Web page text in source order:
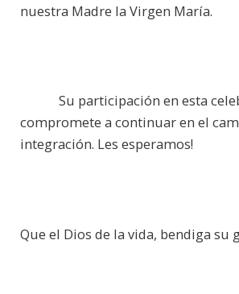
nuestra Madre la Virgen María.
Su participación en esta
compromete a continuar en el
integración. Les esperamos!
Que el Dios de la vida, bendiga su